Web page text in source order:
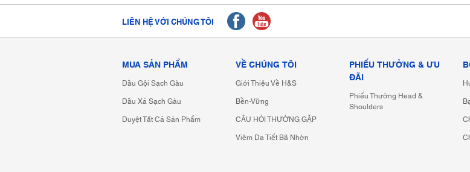
LIÊN HỆ VỚI CHÚNG TÔI
MUA SẢN PHẨM
Dầu Gội Sạch Gàu
Dầu Xả Sạch Gàu
Duyệt Tất Cả Sản Phẩm
VỀ CHÚNG TÔI
Giới Thiệu Về H&S
Bền-Vững
CÂU HỎI THƯỜNG GẶP
Viêm Da Tiết Bã Nhờn
PHIẾU THƯỞNG & ƯU
ĐÃI
Phiếu Thưởng Head &
Shoulders